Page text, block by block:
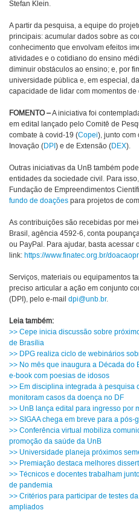
Stefan Klein.
A partir da pesquisa, a equipe do
principais: acumular dados sobre as
conhecimento que envolvam efeitos
atividades e o cotidiano do ensino
diminuir obstáculos ao ensino; e, por
universidade pública e, em especial,
capacidade de lidar com momentos de
FOMENTO –A iniciativa foi
em edital lançado pelo Comitê de
combate à covid-19 (Copei), junto com
Inovação (DPI) e de Extensão (DEX).
Outras iniciativas da UnB também
entidades da sociedade civil. Para
Fundação de Empreendimentos
fundo de doações para projetos de
As contribuições são recebidas por
Brasil, agência 4592-6, conta
ou PayPal. Para ajudar, basta acessar
link: https://www.finatec.org.br/
Serviços, materiais ou equipamentos
preciso articular a ação em conjunto
(DPI), pelo e-mail dpi@unb.br.
Leia também:
>> Cepe inicia discussão sobre
de Brasília
>> DPG realiza ciclo de webinários
>> No mês que inaugura a Década
e-book com poesias de idosos
>> Em disciplina integrada à pesquisa
monitoram casos da doença no DF
>> UnB lança edital para ingresso por
>> SIGAA chega em breve para a pós-
>> Conferência virtual mobiliza
promoção da saúde da UnB
>> Universidade planeja próximos
>> Premiação destaca melhores
>> Técnicos e docentes trabalham
de pandemia
>> Critérios para participar de testes
ampliados